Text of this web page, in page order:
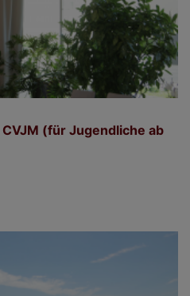
(für Jugendliche ab